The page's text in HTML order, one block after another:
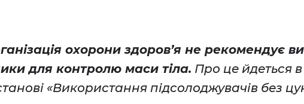
охорони здоров’я не рекомендує
для контролю маси тіла. Про це йдеться
«Використання підсолоджувачів без